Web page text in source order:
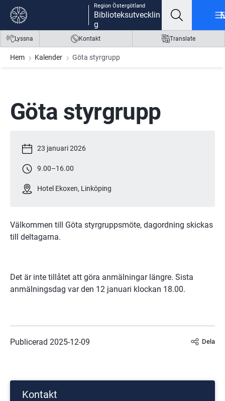
Gå till innehåll
Gå till meny
Gå till sidfot
Region Östergötland
Biblioteksutvecklin
g
Lyssna Kontakt Translate
Hem Kalender Göta styrgrupp
Göta styrgrupp
23 januari 2026
9.00–16.00
Hotel Ekoxen, Linköping
Välkommen till Göta styrgruppsmöte, dagordning skickas
till deltagarna.
Det är inte tillåtet att göra anmälningar längre. Sista
anmälningsdag var den 12 januari klockan 18.00.
Publicerad 2025-12-09 Dela
Kontakt